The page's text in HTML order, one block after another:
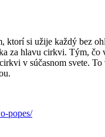
si užije každý bez
za hlavu cirkvi. Tým,
v súčasnom svete.
popes/